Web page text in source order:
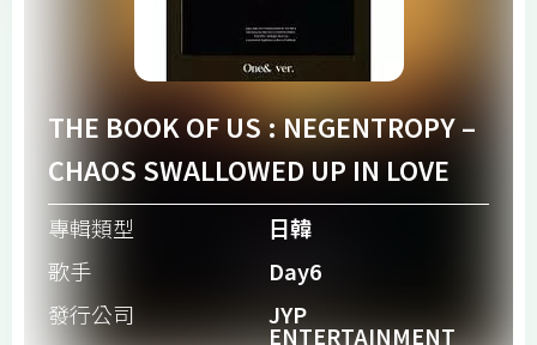
THE BOOK OF US : NEGENTROPY –
CHAOS SWALLOWED UP IN LOVE
專輯類型
日韓
歌手
Day6
發行公司
JYP
ENTERTAINMENT